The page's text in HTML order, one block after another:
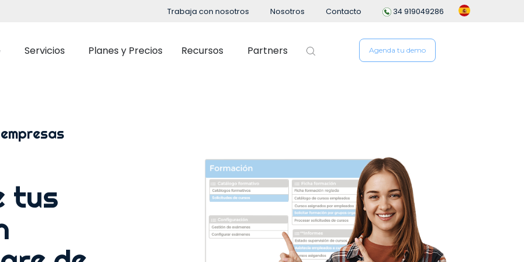
Trabaja con nosotros Nosotros Contacto 34 919049286
Control Horario
Onboarding
Formación de empleados
Evaluación del Desempeño
Gestión de Gastos
Retribución Flexible
Servicios
Integración
Outsourcing de Nómina
Planes y Precios Recursos
Guías y Ebooks
Casos de Estudio
Partners Agenda tu demo
tus